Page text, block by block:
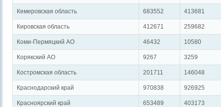
Кемеровская область 683552 413681
Кировская область 412671 259682
Коми-Пермяцкий АО 46432 10580
Корякский АО 9267 3259
Костромская область 201711 146048
Краснодарский край 970838 926925
Красноярский край 653489 403173